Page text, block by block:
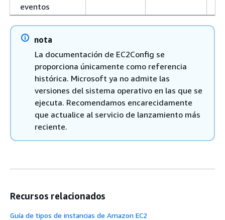
eventos
nota
La documentación de EC2Config se
proporciona únicamente como referencia
histórica. Microsoft ya no admite las
versiones del sistema operativo en las que se
ejecuta. Recomendamos encarecidamente
que actualice al servicio de lanzamiento más
reciente.
Recursos relacionados
Guía de tipos de instancias de Amazon EC2